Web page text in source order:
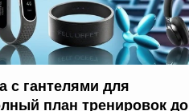
с гантелями для
план тренировок до